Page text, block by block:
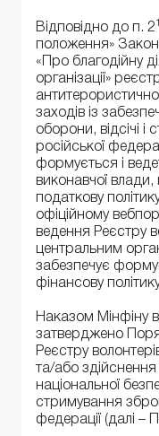
Відповідно до п. 21
положення»
«Про благодійну
організації»
заходів із
оборони, відсічі і
російської
формується і
виконавчої
податкову
офіційному
ведення Реєстру
центральним
забезпечує
фінансову
Наказом Мінфіну
затверджено
Реєстру
та/або здійснення
національної
стримування
федерації (далі